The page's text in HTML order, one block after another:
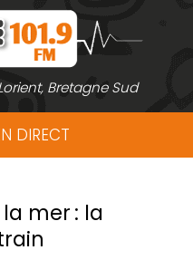
Bretagne Sud
DIRECT
mer : la